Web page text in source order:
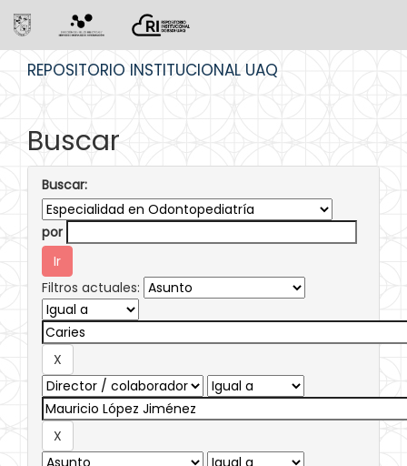
REPOSITORIO INSTITUCIONAL UAQ
Buscar
Buscar:
por
Filtros actuales: